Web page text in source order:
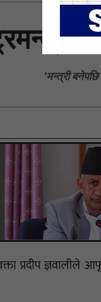
'मन्त्री
प्रदीप ज्ञवालीले